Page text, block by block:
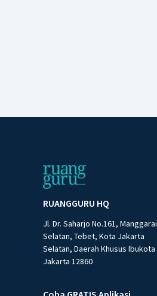
RUANGGURU HQ
Jl. Dr. Saharjo No.161, Manggarai
Selatan, Tebet, Kota Jakarta
Selatan, Daerah Khusus Ibukota
Jakarta 12860